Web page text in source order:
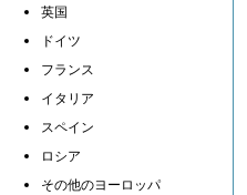
英国
ドイツ
フランス
イタリア
スペイン
ロシア
その他のヨーロッパ